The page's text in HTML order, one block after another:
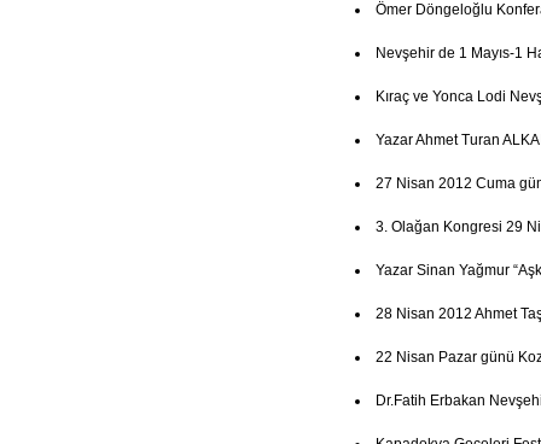
Ömer Döngeloğlu
Nevşehir de 1 Mayıs-1
Kıraç ve Yonca Lodi
Yazar Ahmet Turan
27 Nisan 2012 Cuma
3. Olağan Kongresi 29
Yazar Sinan Yağmur
28 Nisan 2012 Ahmet
22 Nisan Pazar günü
Dr.Fatih Erbakan